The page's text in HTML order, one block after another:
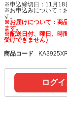
※申込締切日：11月18
※お申込みについて：
す。
※お届けについて：商
ます。
※配送日付、曜日、時
受けできません）
商品コード
ログ